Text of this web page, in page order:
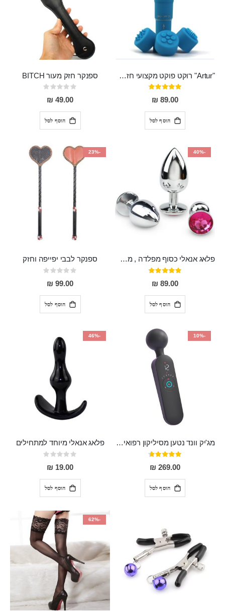
"Artur" רוקט פוקט מקצועי חזק במיוחד
דירוג:
95%
89.00 ₪
הוסף לסל
ספנקר חזק מעור BITCH
Rating:
0%
49.00 ₪
הוסף לסל
-40%
פלאג אנאלי כסוף מפלדה , מתאים ללבישה מתחת לבגדים, בגודל 7.3 על 2.8 ס"מ
דירוג:
97%
89.00 ₪
הוסף לסל
-23%
ספנקר לבבי יפייפה וחזק
Rating:
0%
99.00 ₪
הוסף לסל
-10%
מג'יק וונד נטען מסיליקון רפואי חזק בעל 12 מצבי רטט ו6 מהירויות שונות ROMI
דירוג:
93%
269.00 ₪
הוסף לסל
-46%
פלאג אנאלי מיוחד למתחילים
Rating:
0%
19.00 ₪
הוסף לסל
-62%